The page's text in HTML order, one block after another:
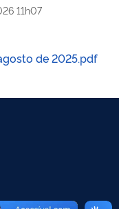
11h07
de 2025.pdf